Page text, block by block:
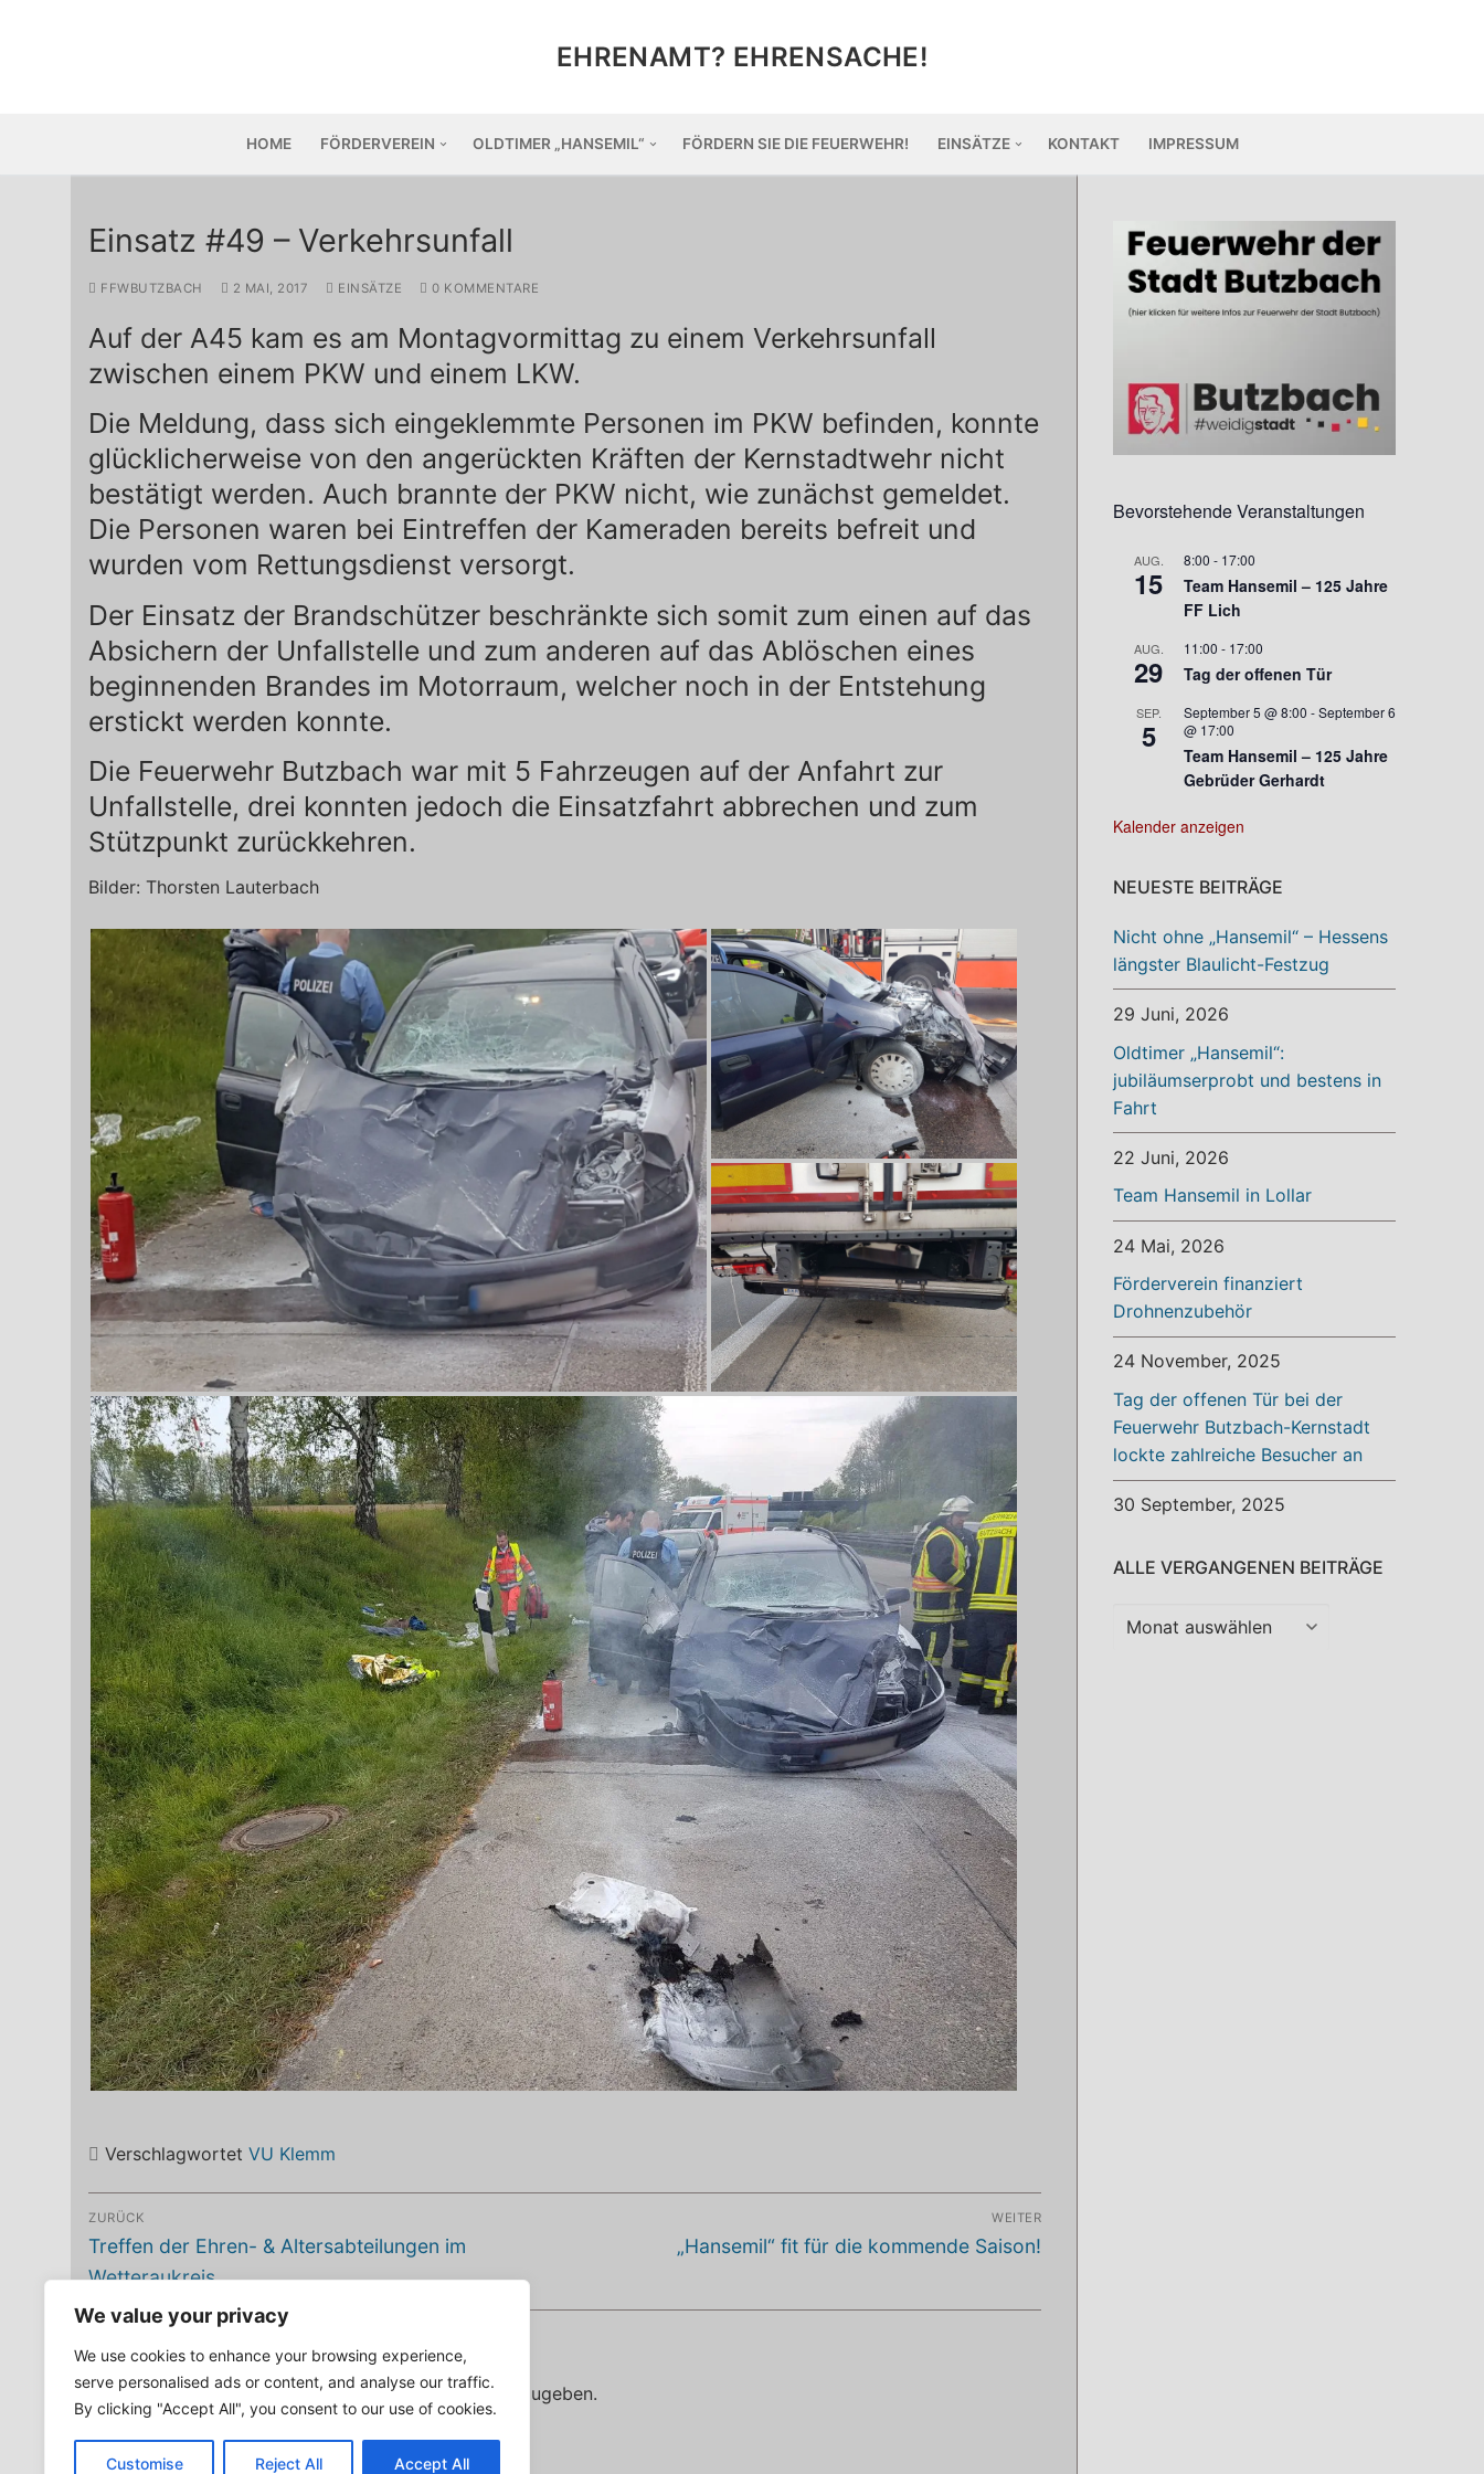
We value your privacy
We use cookies to enhance your browsing experience,
serve personalised ads or content, and analyse our traffic.
By clicking "Accept All", you consent to our use of cookies.
Customise Reject All Accept All
EHRENAMT? EHRENSACHE!
HOME FÖRDERVEREIN OLDTIMER „HANSEMIL“ FÖRDERN SIE DIE FEUERWEHR! EINSÄTZE KONTAKT IMPRESSUM
Einsatz #49 – Verkehrsunfall
FFWBUTZBACH 2 MAI, 2017 EINSÄTZE 0 KOMMENTARE
Auf der A45 kam es am Montagvormittag zu einem Verkehrsunfall
zwischen einem PKW und einem LKW.
Die Meldung, dass sich eingeklemmte Personen im PKW befinden, konnte
glücklicherweise von den angerückten Kräften der Kernstadtwehr nicht
bestätigt werden. Auch brannte der PKW nicht, wie zunächst gemeldet.
Die Personen waren bei Eintreffen der Kameraden bereits befreit und
wurden vom Rettungsdienst versorgt.
Der Einsatz der Brandschützer beschränkte sich somit zum einen auf das
Absichern der Unfallstelle und zum anderen auf das Ablöschen eines
beginnenden Brandes im Motorraum, welcher noch in der Entstehung
erstickt werden konnte.
Die Feuerwehr Butzbach war mit 5 Fahrzeugen auf der Anfahrt zur
Unfallstelle, drei konnten jedoch die Einsatzfahrt abbrechen und zum
Stützpunkt zurückkehren.
Bilder: Thorsten Lauterbach
Verschlagwortet VU Klemm
Beitragsnavigation
ZURÜCK
Vorheriger
Beitrag:
Treffen der Ehren- & Altersabteilungen im
Wetteraukreis
WEITER
Nächster
„Hansemil“ fit für die kommende Saison!
Schreibe einen Kommentar
Du musstangemeldetsein, um einen Kommentar abzugeben.
Bevorstehende Veranstaltungen
AUG.
15
8:00 - 17:00
Team Hansemil – 125 Jahre
FF Lich
AUG.
29
11:00 - 17:00
Tag der offenen Tür
SEP.
5
September 5 @ 8:00 -September 6
@ 17:00
Team Hansemil – 125 Jahre
Gebrüder Gerhardt
Kalender anzeigen
NEUESTE BEITRÄGE
Nicht ohne „Hansemil“ – Hessens
längster Blaulicht-Festzug
29 Juni, 2026
Oldtimer „Hansemil“:
jubiläumserprobt und bestens in
Fahrt
22 Juni, 2026
Team Hansemil in Lollar
24 Mai, 2026
Förderverein finanziert
Drohnenzubehör
24 November, 2025
Tag der offenen Tür bei der
Feuerwehr Butzbach-Kernstadt
lockte zahlreiche Besucher an
30 September, 2025
ALLE VERGANGENEN BEITRÄGE
Alle